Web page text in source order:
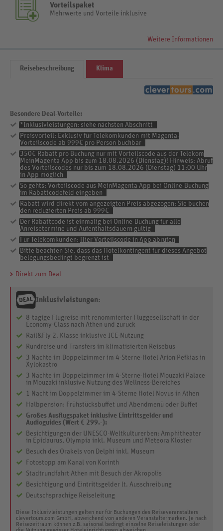
Vorteilspaket
Mehrwerte und Vorteile inklusive
Weitere Informationen
Reisebeschreibung Klima
Besondere Deal-Vorteile:
*Inklusivleistungen: siehe nächsten Abschnitt
Preisvorteil: Exklusiv für Telekomkunden mit Magenta-
Vorteilscode ab 999€ pro Person buchbar
350€ Rabatt pro Buchung nur mit Vorteilscode aus der Telekom
MeinMagenta App bis zum 18.08.2026 (Dienstag)! Hinweis: Abruf
des Vorteilscodes nur bis zum 18.08.2026 (Dienstag) 11:00 Uhr
in App möglich
So gehts: Vorteilscode aus MeinMagenta App bei Online-Buchung
im Rabattcodefeld eingeben
Rabatt wird direkt vom angezeigten Preis abgezogen: Sie buchen
den reduzierten Preis ab 999€
Der Rabattcode ist einmalig bei Online-Buchung für alle
Anreisetermine und Aufenthaltsdauern gültig
Für Telekomkunden: Hier Vorteilscode in App abrufen
Bitte beachten Sie, dass das Hotelkontingent für dieses Angebot
belegungsbedingt begrenzt ist
Direkt zum Deal
Inklusivleistungen:
8-tägige Flugreise mit renommierter Fluggesellschaft in der
Economy-Class nach Athen und zurück
Rail&Fly 2. Klasse inklusive ICE-Nutzung
Rundreise und Transfers im klimatisierten Reisebus
3 Nächte im Doppelzimmer im 4-Sterne-Hotel Arion Pefkias in
Xylokastro
3 Nächte im Doppelzimmer im 4-Sterne-Hotel Mouzaki Palace
in Mouzaki inklusive Nutzung des Wellness-Bereiches
1 Nacht im Doppelzimmer im 4-Sterne Hotel Novus in Athen
Halbpension: Frühstücksbuffet und Abendmenü oder Buffet
Großes Ausflugspaket inklusive Eintrittsgelder und
Audioguides (Wert € 299.-):
Besichtigungen der UNESCO-Weltkulturerben: Amphitheater
in Epidaurus, Olympia inkl. Museum und Meteora Klöster
Besuch des Orakels von Delphi inkl. Museum
Fotostopp am Kanal von Korinth
Stadtrundfahrt Athen mit Besuch der Akropolis
Besichtigung und Eintrittsgelder lt. Ausschreibung
Deutschsprachige Reiseleitung
Diese Inklusivleistungen gelten nur für Buchungen des Reiseveranstalters
clevertours.com GmbH, abweichend von anderen Veranstaltermarken. Je nach
Reisezeitraum können z.B. saisonal bedingt einzelne Reiseleistungen oder